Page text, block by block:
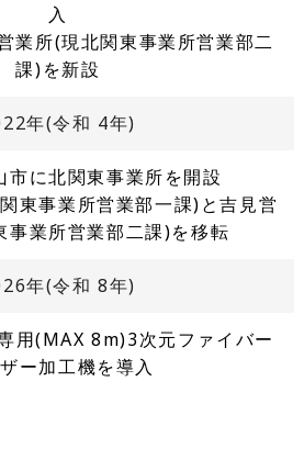
入
業所(現北関東事業所営業部二
課)を新設
年(令和 4年)
市に北関東事業所を開設
東事業所営業部一課)と吉見営
事業所営業部二課)を移転
年(令和 8年)
用(MAX 8m)3次元ファイバー
ー加工機を導入